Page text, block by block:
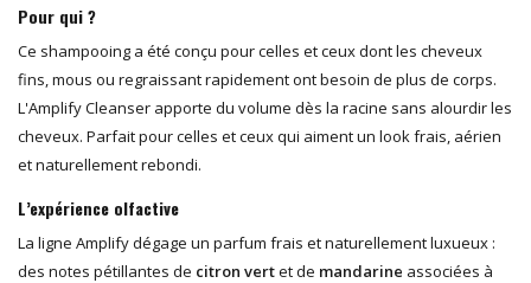
Pour qui ?
Ce shampooing a été conçu pour celles et ceux dont les cheveux
fins, mous ou regraissant rapidement ont besoin de plus de corps.
L'Amplify Cleanser apporte du volume dès la racine sans alourdir les
cheveux. Parfait pour celles et ceux qui aiment un look frais, aérien
et naturellement rebondi.
L’expérience olfactive
La ligne Amplify dégage un parfum frais et naturellement luxueux :
des notes pétillantes de citron vertet de mandarine associées à